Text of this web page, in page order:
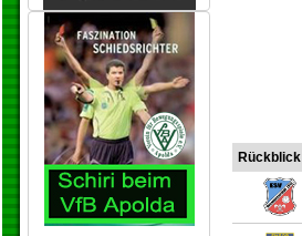
Rückblick